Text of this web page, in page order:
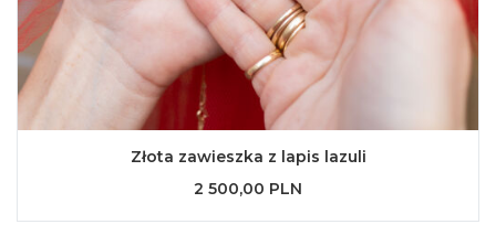
Złota zawieszka z lapis lazuli
2 500,00 PLN